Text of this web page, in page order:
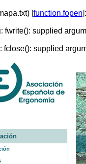
[function.fopen
: fwrite(): supplied
: fclose(): supplied